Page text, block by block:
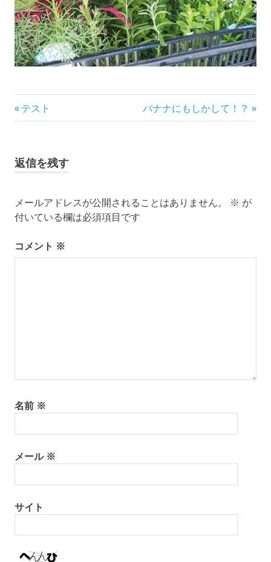
投
ナ
ゲ
ー
シ
前
の
テスト
次
の
バナナにもしかして！？
返信を残す
メールアドレスが公開されることはありません。 ※ が
付いている欄は必須項目です
コメント ※
名前 ※
メール ※
サイト